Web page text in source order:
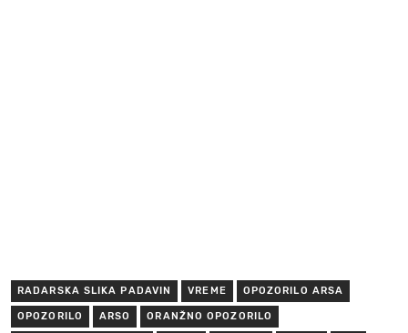
RADARSKA SLIKA PADAVIN VREME OPOZORILO ARSA
OPOZORILO ARSO ORANŽNO OPOZORILO